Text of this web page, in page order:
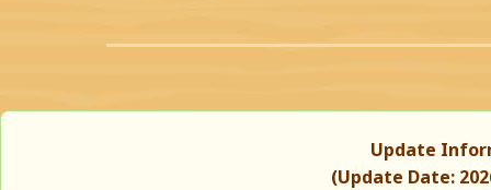
Update
(Update Date: